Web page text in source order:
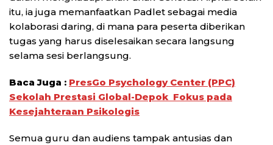
itu, ia juga memanfaatkan Padlet sebagai media
kolaborasi daring, di mana para peserta diberikan
tugas yang harus diselesaikan secara langsung
selama sesi berlangsung.
Baca Juga : PresGo Psychology Center (PPC)
Sekolah Prestasi Global-Depok Fokus pada
Kesejahteraan Psikologis
Semua guru dan audiens tampak antusias dan